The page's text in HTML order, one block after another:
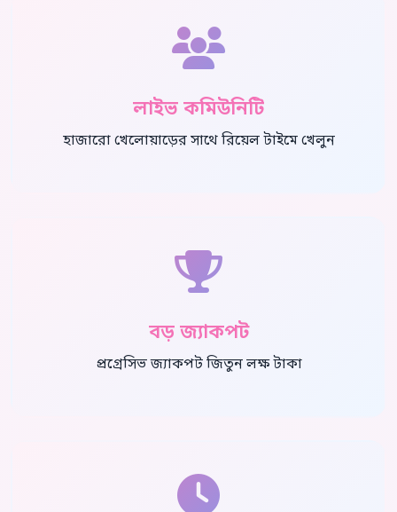
লাইভ কমিউনিটি
হাজারো খেলোয়াড়ের সাথে রিয়েল টাইমে খেলুন
বড় জ্যাকপট
প্রগ্রেসিভ জ্যাকপট জিতুন লক্ষ টাকা